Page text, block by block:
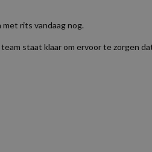
rits vandaag nog.
staat klaar om ervoor te zorgen